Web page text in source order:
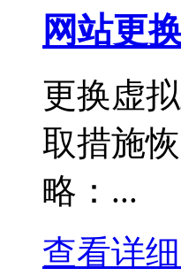
网站更
更换虚
取措施
略：...
查看详